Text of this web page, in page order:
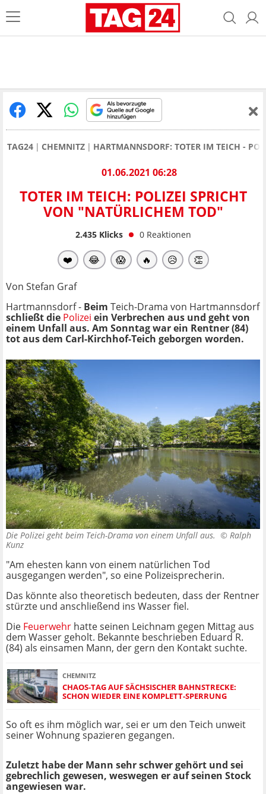
TAG24 CHEMNITZ HARTMANNSDORF: TOTER IM TEICH -
01.06.2021 06:28
TOTER IM TEICH: POLIZEI SPRICHT
VON "NATÜRLICHEM TOD"
2.435Klicks 0 Reaktionen
❤️ 😂 😱 🔥 😥 👏
Von Stefan Graf
Hartmannsdorf - Beim Teich-Drama von Hartmannsdorf
schließt die Polizei ein Verbrechen aus und geht von
einem Unfall aus. Am Sonntag war ein Rentner (84)
tot aus dem Carl-Kirchhof-Teich geborgen worden.
Die Polizei geht beim Teich-Drama von einem Unfall aus. © Ralph
Kunz
"Am ehesten kann von einem natürlichen Tod
ausgegangen werden", so eine Polizeisprecherin.
Das könnte also theoretisch bedeuten, dass der Rentner
stürzte und anschließend ins Wasser fiel.
Die Feuerwehr hatte seinen Leichnam gegen Mittag aus
dem Wasser geholt. Bekannte beschrieben Eduard R.
(84) als einsamen Mann, der gern den Kontakt suchte.
CHEMNITZ
CHAOS-TAG AUF SÄCHSISCHER BAHNSTRECKE:
SCHON WIEDER EINE KOMPLETT-SPERRUNG
So oft es ihm möglich war, sei er um den Teich unweit
seiner Wohnung spazieren gegangen.
Zuletzt habe der Mann sehr schwer gehört und sei
gebrechlich gewesen, weswegen er auf seinen Stock
angewiesen war.